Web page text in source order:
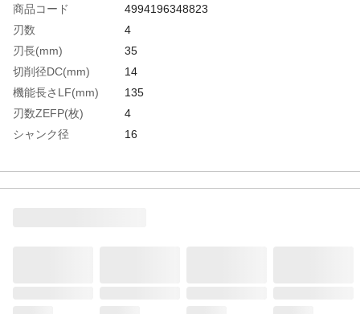
商品コード
4994196348823
刃数
4
刃長(mm)
35
切削径DC(mm)
14
機能長さLF(mm)
135
刃数ZEFP(枚)
4
シャンク径
16
生産国
日本
重さ
202.000G